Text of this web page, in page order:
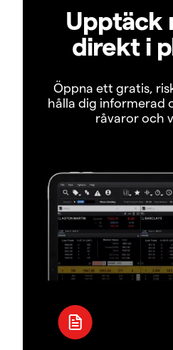
Upptäck
direkt i
Öppna ett gratis,
hålla dig informerad
råvaror och